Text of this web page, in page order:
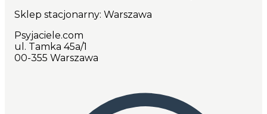
Sklep stacjonarny: Warszawa
Psyjaciele.com
ul. Tamka 45a/1
00-355 Warszawa